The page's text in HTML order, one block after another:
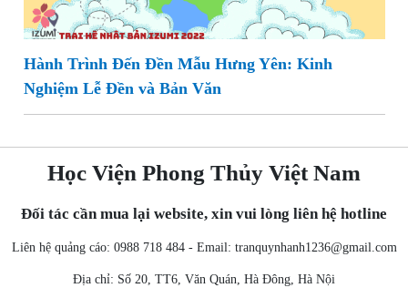
Hành Trình Đến Đền Mẫu Hưng Yên: Kinh
Nghiệm Lễ Đền và Bản Văn
Học Viện Phong Thủy Việt Nam
Đối tác cần mua lại website, xin vui lòng liên hệ hotline
Liên hệ quảng cáo: 0988 718 484 - Email: tranquynhanh1236@gmail.com
Địa chỉ: Số 20, TT6, Văn Quán, Hà Đông, Hà Nội